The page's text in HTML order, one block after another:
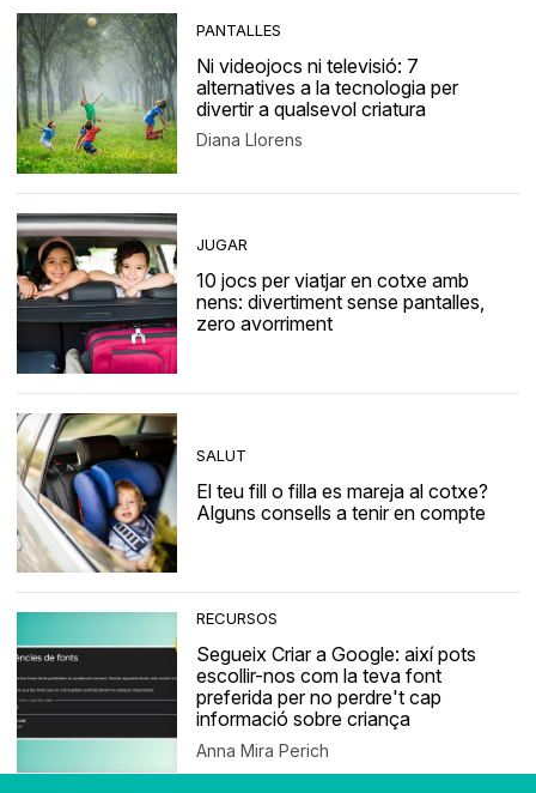
PANTALLES
Ni videojocs ni televisió: 7
alternatives a la tecnologia per
divertir a qualsevol criatura
Diana Llorens
JUGAR
10 jocs per viatjar en cotxe amb
nens: divertiment sense pantalles,
zero avorriment
SALUT
El teu fill o filla es mareja al cotxe?
Alguns consells a tenir en compte
RECURSOS
Segueix Criar a Google: així pots
escollir-nos com la teva font
preferida per no perdre't cap
informació sobre criança
Anna Mira Perich